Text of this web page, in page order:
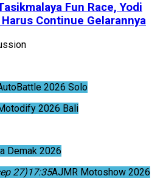
Fun Race, Yodi
Continue Gelarannya
2026 Solo
2026 Bali
Demak 2026
27)17:35AJMR Motoshow 2026